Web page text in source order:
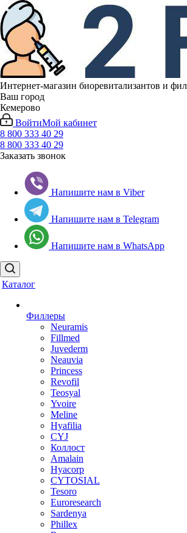
Интернет-магазин биоревитализантов и
Ваш город
Кемерово
ВойтиМой кабинет
8 800 333 40 29
8 800 333 40 29
Заказать звонок
Напишите нам в Viber
Напишите нам в Telegram
Напишите нам в WhatsApp
Каталог
Филлеры
Neuramis
Fillmed
Juvederm
Neauvia
Princess
Revofil
Teosyal
Yvoire
Meline
Hyafilia
CYJ
Коллост
Amalain
Hyacorp
CYTOSIAL
Tesoro
Euroresearch
Sardenya
Phillex